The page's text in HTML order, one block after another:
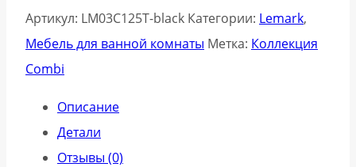
Артикул: LM03C125T-black Категории: Lemark,
Мебель для ванной комнаты Метка: Коллекция
Combi
Описание
Детали
Отзывы (0)